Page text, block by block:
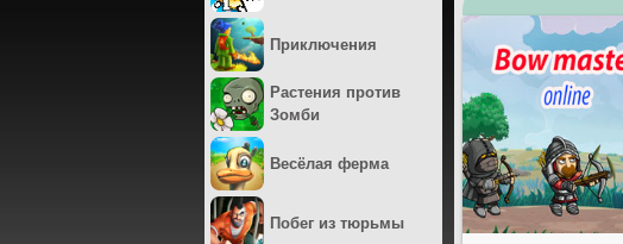
Приключения
Растения против
Зомби
Весёлая ферма
Побег из тюрьмы